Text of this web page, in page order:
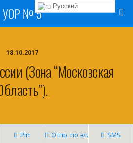
УОР № 5
18.10.2017
(зона “Московская
Pin
Отпр. по эл.
SMS
Русский